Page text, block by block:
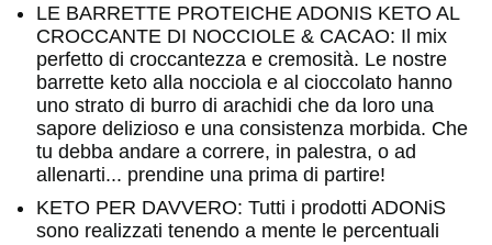
LE BARRETTE PROTEICHE ADONIS KETO AL
CROCCANTE DI NOCCIOLE & CACAO: Il mix
perfetto di croccantezza e cremosità. Le nostre
barrette keto alla nocciola e al cioccolato hanno
uno strato di burro di arachidi che da loro una
sapore delizioso e una consistenza morbida. Che
tu debba andare a correre, in palestra, o ad
allenarti... prendine una prima di partire!
KETO PER DAVVERO: Tutti i prodotti ADONiS
sono realizzati tenendo a mente le percentuali